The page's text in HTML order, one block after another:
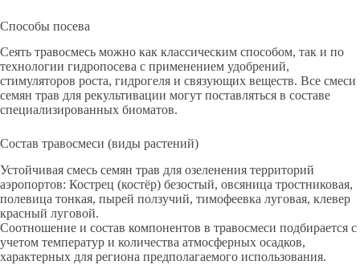
Способы посева
Сеять травосмесь можно как классическим способом, так и по
технологии гидропосева с применением удобрений,
стимуляторов роста, гидрогеля и связующих веществ. Все смеси
семян трав для рекультивации могут поставляться в составе
специализированных биоматов.
Состав травосмеси (виды растений)
Устойчивая смесь семян трав для озеленения территорий
аэропортов: Кострец (костёр) безостый, овсяница тростниковая,
полевица тонкая, пырей ползучий, тимофеевка луговая, клевер
красный луговой.
Соотношение и состав компонентов в травосмеси подбирается с
учетом температур и количества атмосферных осадков,
характерных для региона предполагаемого использования.